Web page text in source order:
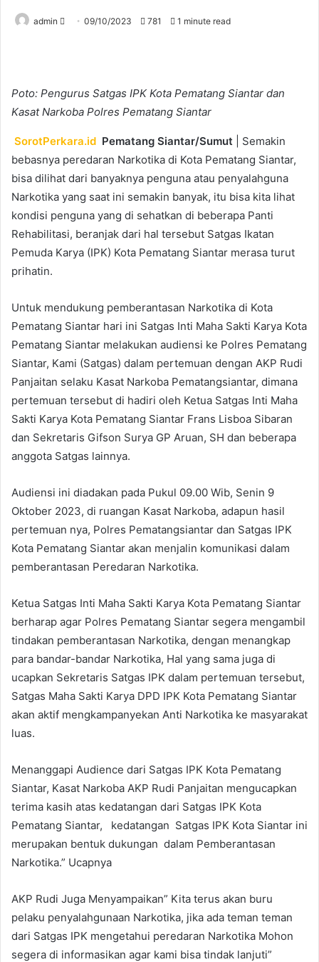
admin
Send09/10/2023 781 1 minute read
Poto: Pengurus Satgas IPK Kota Pematang Siantar dan
Kasat Narkoba Polres Pematang Siantar
SorotPerkara.id Pematang Siantar/Sumut
| Semakin
bebasnya peredaran Narkotika di Kota Pematang Siantar,
bisa dilihat dari banyaknya penguna atau penyalahguna
Narkotika yang saat ini semakin banyak, itu bisa kita lihat
kondisi penguna yang di sehatkan di beberapa Panti
Rehabilitasi, beranjak dari hal tersebut Satgas Ikatan
Pemuda Karya (IPK) Kota Pematang Siantar merasa turut
prihatin.
Untuk mendukung pemberantasan Narkotika di Kota
Pematang Siantar hari ini Satgas Inti Maha Sakti Karya Kota
Pematang Siantar melakukan audiensi ke Polres Pematang
Siantar, Kami (Satgas) dalam pertemuan dengan AKP Rudi
Panjaitan selaku Kasat Narkoba Pematangsiantar, dimana
pertemuan tersebut di hadiri oleh Ketua Satgas Inti Maha
Sakti Karya Kota Pematang Siantar Frans Lisboa Sibaran
dan Sekretaris Gifson Surya GP Aruan, SH dan beberapa
anggota Satgas lainnya.
Audiensi ini diadakan pada Pukul 09.00 Wib, Senin 9
Oktober 2023, di ruangan Kasat Narkoba, adapun hasil
pertemuan nya, Polres Pematangsiantar dan Satgas IPK
Kota Pematang Siantar akan menjalin komunikasi dalam
pemberantasan Peredaran Narkotika.
Ketua Satgas Inti Maha Sakti Karya Kota Pematang Siantar
berharap agar Polres Pematang Siantar segera mengambil
tindakan pemberantasan Narkotika, dengan menangkap
para bandar-bandar Narkotika, Hal yang sama juga di
ucapkan Sekretaris Satgas IPK dalam pertemuan tersebut,
Satgas Maha Sakti Karya DPD IPK Kota Pematang Siantar
akan aktif mengkampanyekan Anti Narkotika ke masyarakat
luas.
Menanggapi Audience dari Satgas IPK Kota Pematang
Siantar, Kasat Narkoba AKP Rudi Panjaitan mengucapkan
terima kasih atas kedatangan dari Satgas IPK Kota
Pematang Siantar, kedatangan Satgas IPK Kota Siantar ini
merupakan bentuk dukungan dalam Pemberantasan
Narkotika.” Ucapnya
AKP Rudi Juga Menyampaikan” Kita terus akan buru
pelaku penyalahgunaan Narkotika, jika ada teman teman
dari Satgas IPK mengetahui peredaran Narkotika Mohon
segera di informasikan agar kami bisa tindak lanjuti”